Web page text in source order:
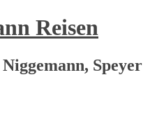
Reisen
Speyer